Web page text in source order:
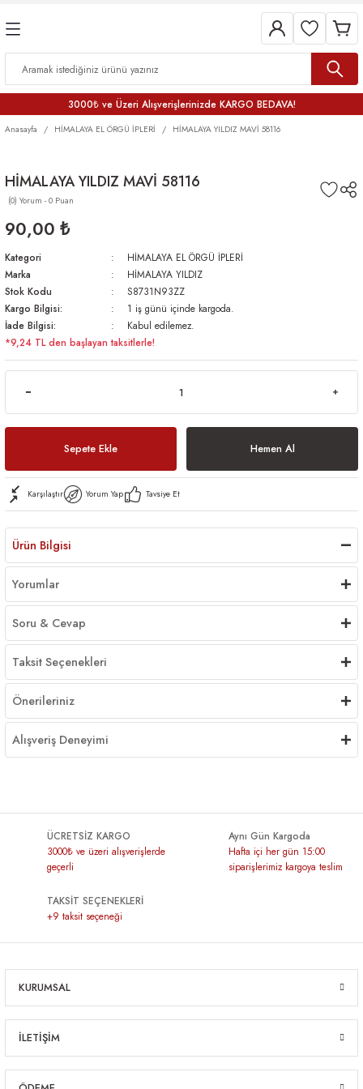
3000₺ ve Üzeri Alışverişlerinizde KARGO BEDAVA!
Anasayfa HİMALAYA EL ÖRGÜ İPLERİ HİMALAYA YILDIZ MAVİ 58116
HİMALAYA YILDIZ MAVİ 58116
(0) Yorum - 0 Puan
90,00 ₺
Kategori
HİMALAYA EL ÖRGÜ İPLERİ
Marka
HİMALAYA YILDIZ
Stok Kodu
S8731N93ZZ
Kargo Bilgisi:
1 iş günü içinde kargoda.
İade Bilgisi:
Kabul edilemez.
*9,24 TL den başlayan taksitlerle!
Sepete Ekle Hemen Al
Karşılaştır Yorum Yap Tavsiye Et
Ürün Bilgisi
Yorumlar
Soru & Cevap
Taksit Seçenekleri
Önerileriniz
Alışveriş Deneyimi
ÜCRETSİZ KARGO
3000₺ ve üzeri alışverişlerde
geçerli
Aynı Gün Kargoda
Hafta içi her gün 15:00
siparişlerimiz kargoya teslim
TAKSİT SEÇENEKLERİ
+9 taksit seçeneği
KURUMSAL
İLETİŞİM